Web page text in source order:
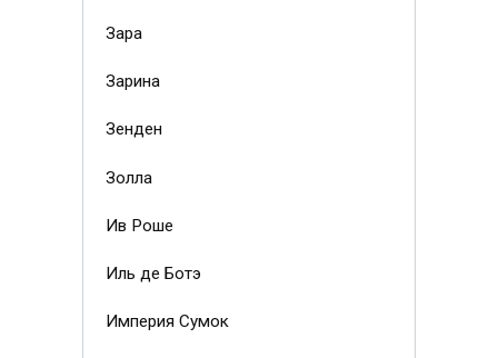
Зара
Зарина
Зенден
Золла
Ив Роше
Иль де Ботэ
Империя Сумок